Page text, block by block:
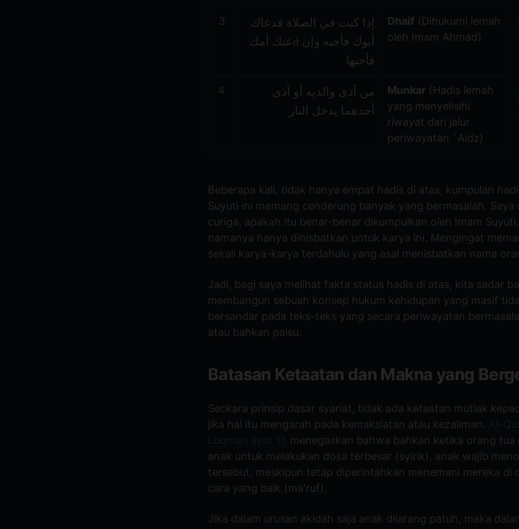
3
إذا كنت في الصلاة فدعاك
أبوك فأجبه وإن dعتك أمك
فأجبها
Dhaif (Dihukumi lemah
oleh Imam Ahmad)
4
من آذى والديه أو آذى
أحدهما يدخل النار
Munkar (Hadis lemah
yang menyelisihi
riwayat dari jalur
periwayatan `Aidz)
Beberapa kali, tidak hanya empat hadis di atas, kumpulan
Suyuti ini memang cenderung banyak yang bermasalah. Saya
curiga, apakah itu benar-benar dikumpulkan oleh Imam
namanya hanya dinisbatkan untuk karya ini. Mengingat
sekali karya-karya terdahulu yang asal menisbatkan nama
Jadi, bagi saya melihat fakta status hadis di atas, kita sadar
membangun sebuah konsep hukum kehidupan yang masif
bersandar pada teks-teks yang secara periwayatan
atau bahkan palsu.
Batasan Ketaatan dan Makna yang
Seckara prinsip dasar syariat, tidak ada ketaatan mutlak
jika hal itu mengarah pada kemaksiatan atau kezaliman. Al-
Luqman ayat 15 menegaskan bahwa bahkan ketika orang tua
anak untuk melakukan dosa terbesar (syirik), anak wajib
tersebut, meskipun tetap diperintahkan menemani mereka di
cara yang baik (ma'ruf).
Jika dalam urusan akidah saja anak dilarang patuh, maka